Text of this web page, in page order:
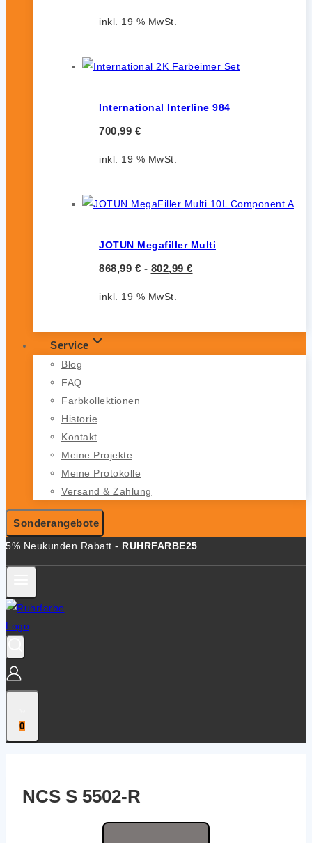
inkl. 19 % MwSt.
International Interline 984
700,99 €
inkl. 19 % MwSt.
JOTUN Megafiller Multi
868,99€ - 802,99 €
inkl. 19 % MwSt.
Service
Blog
FAQ
Farbkollektionen
Historie
Kontakt
Meine Projekte
Meine Protokolle
Versand & Zahlung
Sonderangebote
5% Neukunden Rabatt - RUHRFARBE25
0
NCS S 5502‑R